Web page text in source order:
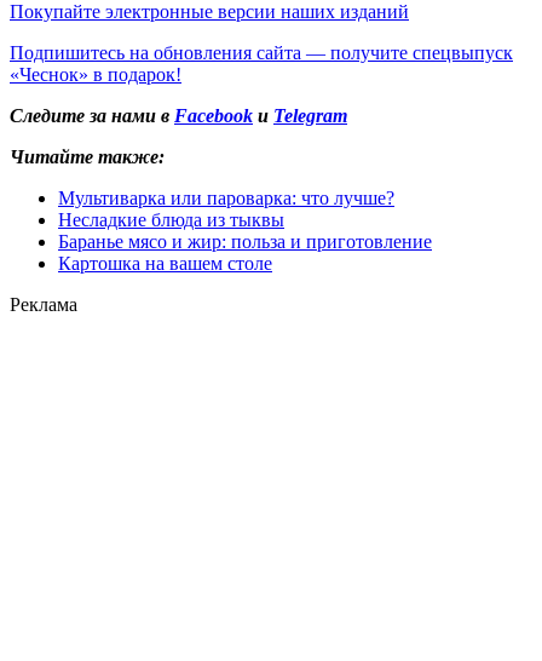
Покупайте электронные версии наших изданий
Подпишитесь на обновления сайта — получите спецвыпуск
«Чеснок» в подарок!
Следите за нами в Facebook и Telegram
Читайте также:
Мультиварка или пароварка: что лучше?
Несладкие блюда из тыквы
Баранье мясо и жир: польза и приготовление
Картошка на вашем столе
Реклама